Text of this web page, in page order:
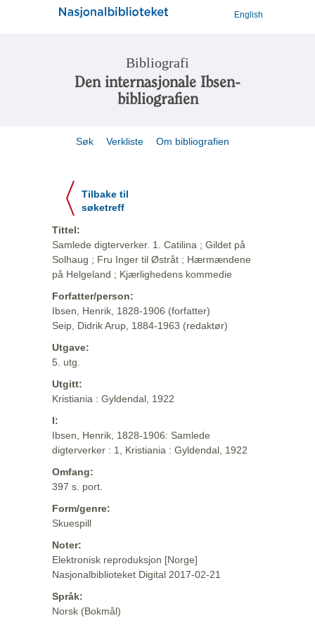
English
Bibliografi
Den internasjonale Ibsen-
bibliografien
Søk Verkliste Om bibliografien
Tilbake til
søketreff
Tittel:
Samlede digterverker. 1. Catilina ; Gildet på
Solhaug ; Fru Inger til Østråt ; Hærmændene
på Helgeland ; Kjærlighedens kommedie
Forfatter/person:
Ibsen, Henrik, 1828-1906 (forfatter)
Seip, Didrik Arup, 1884-1963 (redaktør)
Utgave:
5. utg.
Utgitt:
Kristiania : Gyldendal, 1922
I:
Ibsen, Henrik, 1828-1906: Samlede
digterverker : 1, Kristiania : Gyldendal, 1922
Omfang:
397 s. port.
Form/genre:
Skuespill
Noter:
Elektronisk reproduksjon [Norge]
Nasjonalbiblioteket Digital 2017-02-21
Språk:
Norsk (Bokmål)